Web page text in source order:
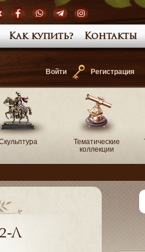
Войти Регистрация
Как купить? Контакты
Тематические
коллекции
Л